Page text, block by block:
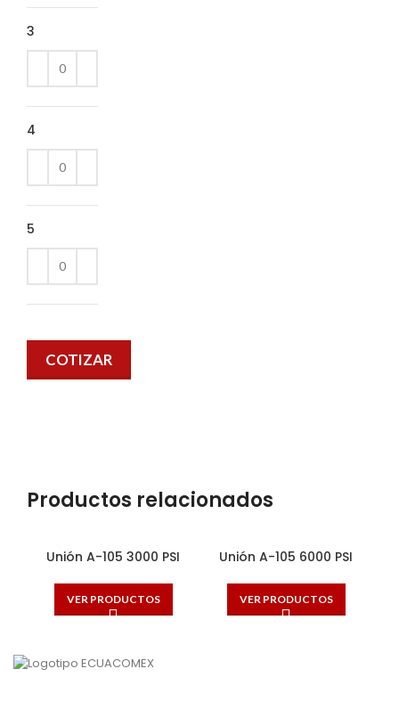
3
4
5
COTIZAR
Productos relacionados
Unión A-105 3000 PSI
VER PRODUCTOS
Unión A-105 6000 PSI
VER PRODUCTOS